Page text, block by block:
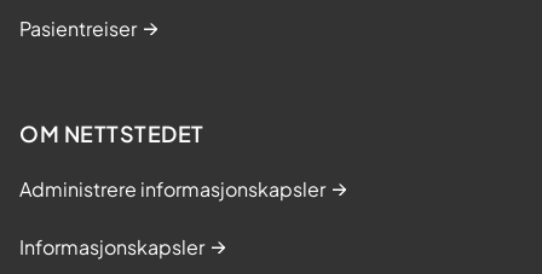
Pasientreiser
OM NETTSTEDET
Administrere informasjonskapsler
Informasjonskapsler